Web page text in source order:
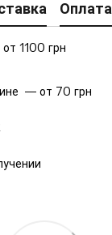
Оплата
1100 грн
— от 70 грн